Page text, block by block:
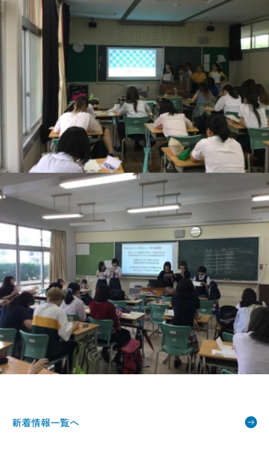
新着情報一覧へ